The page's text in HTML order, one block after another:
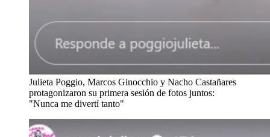
Julieta Poggio, Marcos Ginocchio y Nacho Castañares
protagonizaron su primera sesión de fotos juntos:
"Nunca me divertí tanto"